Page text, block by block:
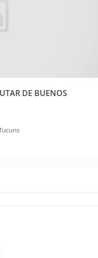
DE BUENOS